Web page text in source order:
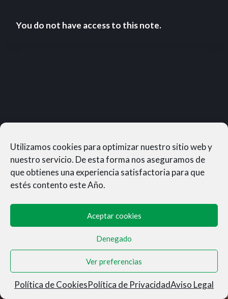
Utilizamos cookies para optimizar nuestro sitio web y
nuestro servicio. De esta forma nos aseguramos de
que obtienes una experiencia satisfactoria para que
estés contento este Año.
Aceptar cookies
Denegado
Ver preferencias
Política de CookiesPolítica de PrivacidadAviso Legal
You do not have access to this note.
MUNERASONG®- © 2026
Aviso Legal|Privacidad|Condiciones de Venta|
Cookies